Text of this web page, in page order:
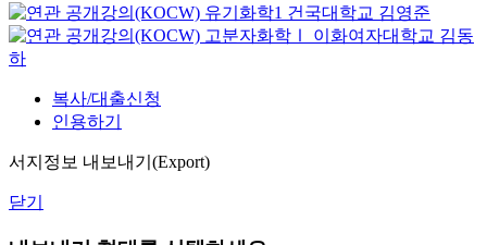
유기화학1 건국대학교 김영준
고분자화학Ⅰ
이화여자대학교 김동
하
복사/대출신청
인용하기
서지정보 내보내기(Export)
닫기